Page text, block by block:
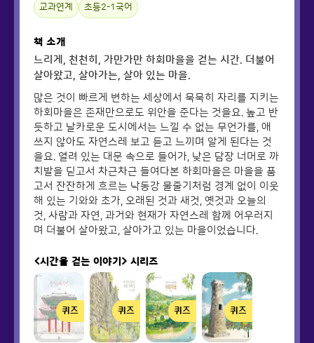
교과연계 초등2-1국어
책 소개
느리게, 천천히, 가만가만 하회마을을 걷는 시간. 더불어
살아왔고, 살아가는, 살아 있는 마을.
많은 것이 빠르게 변하는 세상에서 묵묵히 자리를 지키는
하회마을은 존재만으로도 위안을 준다는 것을요. 높고 반
듯하고 날카로운 도시에서는 느낄 수 없는 무언가를, 애
쓰지 않아도 자연스레 보고 듣고 느끼며 알게 된다는 것
을요. 열려 있는 대문 속으로 들어가, 낮은 담장 너머로 까
치발을 딛고서 차근차근 들여다본 하회마을은 마을을 품
고서 잔잔하게 흐르는 낙동강 물줄기처럼 경계 없이 이웃
해 있는 기와와 초가, 오래된 것과 새것, 옛것과 오늘의
것, 사람과 자연, 과거와 현재가 자연스레 함께 어우러지
며 더불어 살아왔고, 살아가고 있는 마을이었습니다.
<시간을 걷는 이야기> 시리즈
퀴즈 퀴즈 퀴즈 퀴즈